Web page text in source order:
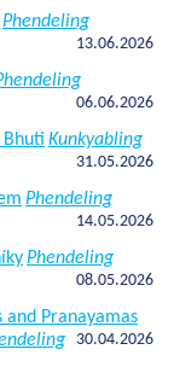
Phendeling
13.06.2026
06.06.2026
Bhuti Kunkyabling
31.05.2026
Phendeling
14.05.2026
Phendeling
08.05.2026
Pranayamas
30.04.2026